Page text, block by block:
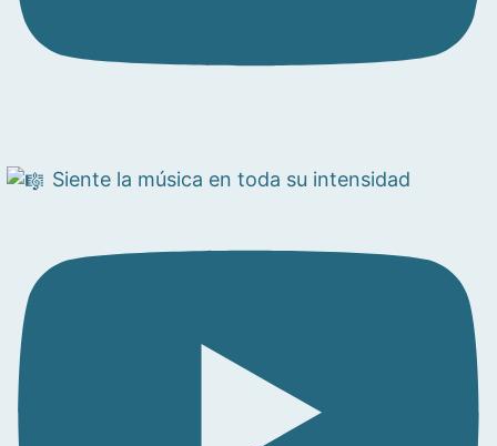
Siente la música en toda su intensidad